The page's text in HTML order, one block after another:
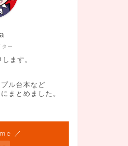
ター
ます。
ル台本など
まとめました。
／